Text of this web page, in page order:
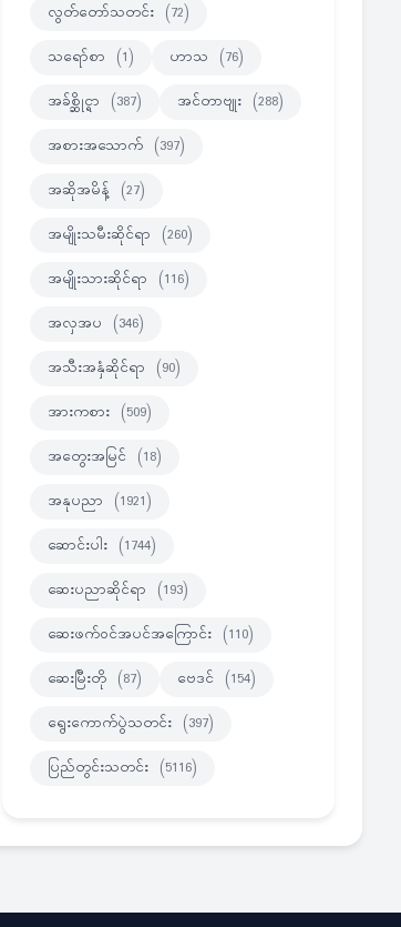
လွတ်တော်သတင်း (72)
သရော်စာ (1) ဟာသ (76)
အခ်စ္ဆိုင္ရာ (387) အင်တာဗျုး (288)
အစားအသောက် (397)
အဆိုအမိန့် (27)
အမျိုးသမီးဆိုင်ရာ (260)
အမျိုးသားဆိုင်ရာ (116)
အလှအပ (346)
အသီးအနှံဆိုင်ရာ (90)
အားကစား (509)
အတွေးအမြင် (18)
အနုပညာ (1921)
ဆောင်းပါး (1744)
ဆေးပညာဆိုင်ရာ (193)
ဆေးဖက်ဝင်အပင်အကြောင်း (110)
ဆေးမြီးတို (87) ဗေဒင် (154)
ရွေးကောက်ပွဲသတင်း (397)
ပြည်တွင်းသတင်း (5116)